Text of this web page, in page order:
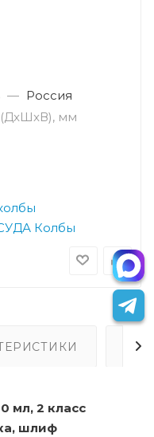
— Россия
мм
Колбы
мл, 2 класс
шлиф